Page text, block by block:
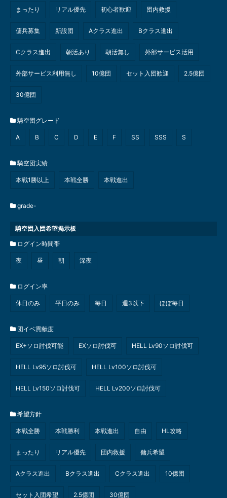
まったり リアル優先 初心者歓迎 団内救援
傭兵募集 新設団 Aクラス進出 Bクラス進出
Cクラス進出 朝活あり 朝活無し 外部サービス活用
外部サービス利用無し 10億団 セット入団歓迎 2.5億団
30億団
騎空団グレード
A B C D E F SS SSS S
騎空団実績
本戦1勝以上 本戦全勝 本戦進出
grade-
騎空団入団希望掲示板
ログイン時間帯
夜 昼 朝 深夜
ログイン率
休日のみ 平日のみ 毎日 週3以下 ほぼ毎日
団イベ貢献度
EX+ソロ討伐可能 EXソロ討伐可 HELL Lv90ソロ討伐可
HELL Lv95ソロ討伐可 HELL Lv100ソロ討伐可
HELL Lv150ソロ討伐可 HELL Lv200ソロ討伐可
希望方針
本戦全勝 本戦勝利 本戦進出 自由 HL攻略
まったり リアル優先 団内救援 傭兵希望
Aクラス進出 Bクラス進出 Cクラス進出 10億団
セット入団希望 2.5億団 30億団